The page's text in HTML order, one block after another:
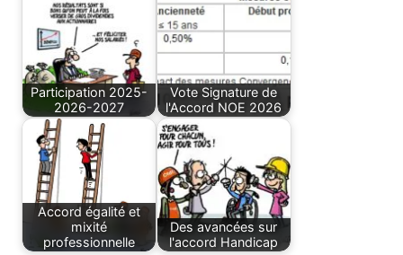
Participation 2025-
2026-2027
Vote Signature de
l'Accord NOE 2026
Accord égalité et
mixité
professionnelle
Des avancées sur
l'accord Handicap